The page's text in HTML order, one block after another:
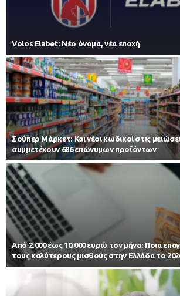
Volos Elabet: Νέο όνομα, νέα εποχή
Σούπερ Μάρκετ: Και νέοι κωδικοί στις
συμμετέχουν 686 επώνυμων προϊόντων
Από 2.000 έως 10.000 ευρώ τον μήνα: Ποια
τους καλύτερους μισθούς στην Ελλάδα το